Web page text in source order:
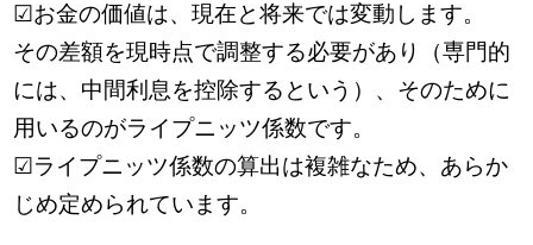
☑お金の価値は、現在と将来では変動します。
その差額を現時点で調整する必要があり（専門的
には、中間利息を控除するという）、そのために
用いるのがライプニッツ係数です。
☑ライプニッツ係数の算出は複雑なため、あらか
じめ定められています。